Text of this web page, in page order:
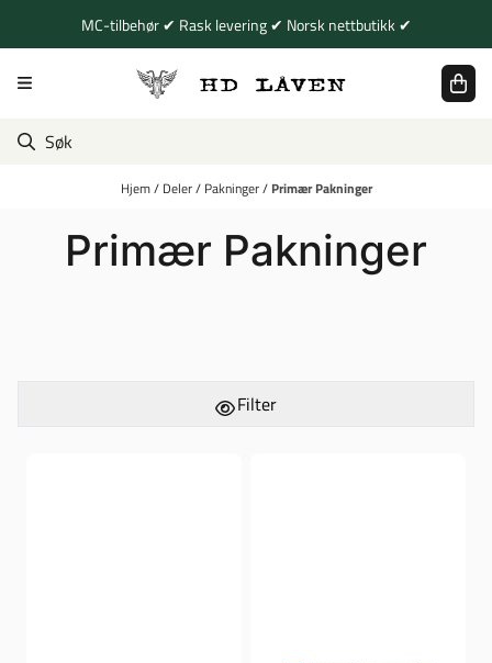
Hopp til innholdMC-tilbehør ✔ Rask levering ✔ Norsk nettbutikk ✔
Hjem/ Deler/ Pakninger/ Primær Pakninger
Primær Pakninger
Filter